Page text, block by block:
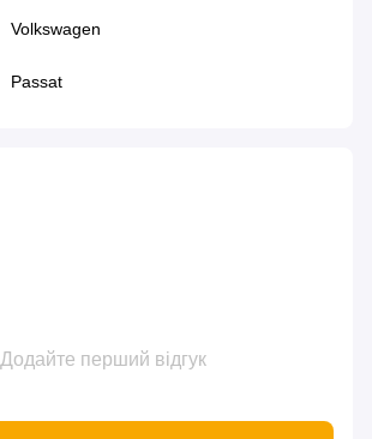
Volkswagen
Passat
Додайте перший відгук